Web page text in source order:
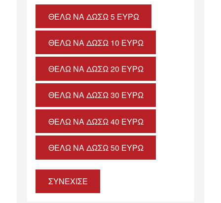
ΘΈΛΩ ΝΑ ΔΏΣΩ 5 ΕΥΡΏ
ΘΈΛΩ ΝΑ ΔΏΣΩ 10 ΕΥΡΏ
ΘΈΛΩ ΝΑ ΔΏΣΩ 20 ΕΥΡΏ
ΘΈΛΩ ΝΑ ΔΏΣΩ 30 ΕΥΡΏ
ΘΈΛΩ ΝΑ ΔΏΣΩ 40 ΕΥΡΏ
ΘΈΛΩ ΝΑ ΔΏΣΩ 50 ΕΥΡΏ
ΣΥΝΕΧΙΣΕ